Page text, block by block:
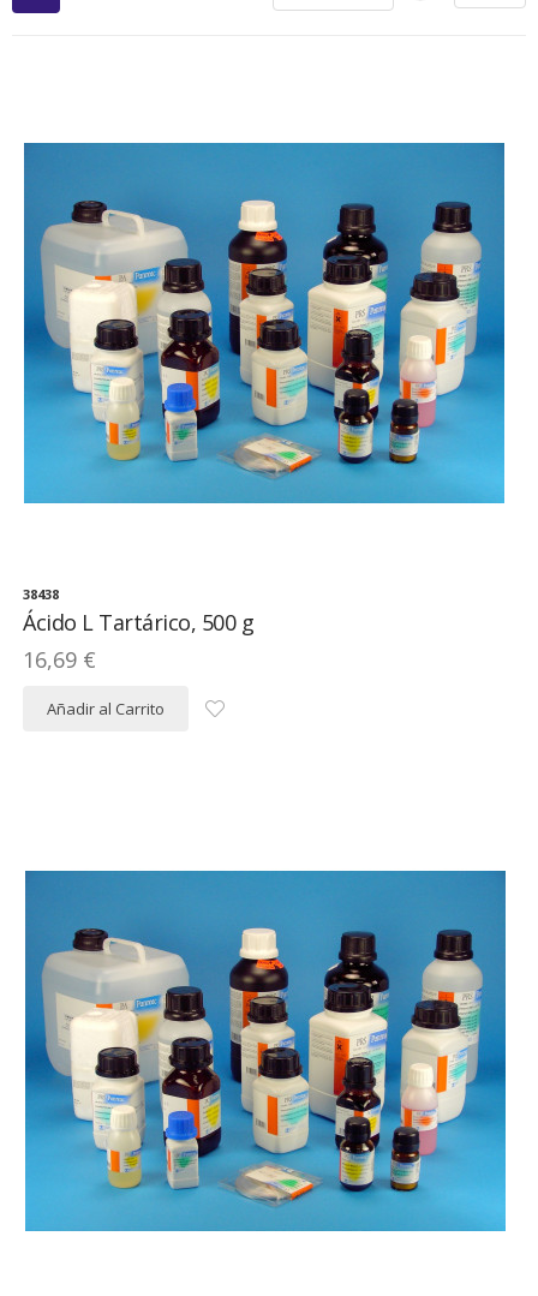
38438
Ácido L Tartárico, 500 g
16,69 €
Añadir al Carrito